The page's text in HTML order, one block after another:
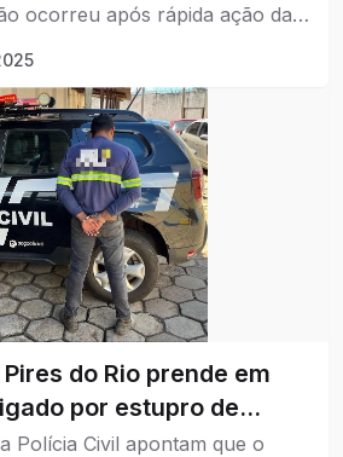
ocorreu após rápida ação da
do Rio prende em
por estupro de
Polícia Civil apontam que o